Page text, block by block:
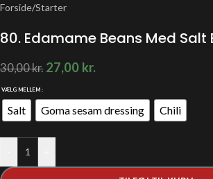
Forside/Starter
80. Edamame Beans Med Salt
30,00kr. 27,00 kr.
VÆLG MELLEM
Salt Goma sesam dressing Chili